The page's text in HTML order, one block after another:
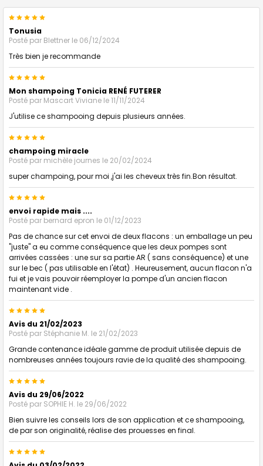
5
Tonusia
Posté par Blettner le 06/12/2024
Très bien je recommande
5
Mon shampoing Tonicia RENÉ FUTERER
Posté par Mascart Viviane le 11/11/2024
J'utilise ce shampooing depuis plusieurs années.
5
champoing miracle
Posté par michèle journes le 20/02/2024
super champoing, pour moi ,j'ai les cheveux très fin.Bon résultat.
5
envoi rapide mais ....
Posté par bernard epron le 01/12/2023
Pas de chance sur cet envoi de deux flacons : un emballage un peu
"juste" a eu comme conséquence que les deux pompes sont
arrivées cassées : une sur sa partie AR ( sans conséquence) et une
sur le bec ( pas utilisable en l'état) . Heureusement, aucun flacon n'a
fui et je vais pouvoir réemployer la pompe d'un ancien flacon
maintenant vide .
5
Avis du 21/02/2023
Posté par Stéphanie M. le 21/02/2023
Grande contenance idéale gamme de produit utilisée depuis de
nombreuses années toujours ravie de la qualité des shampooing.
5
Avis du 29/06/2022
Posté par SOPHIE H. le 29/06/2022
Bien suivre les conseils lors de son application et ce shampooing,
de par son originalité, réalise des prouesses en final.
5